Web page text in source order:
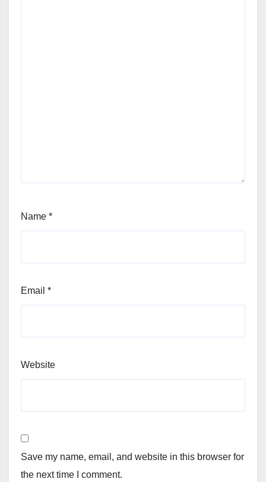
Name *
Email *
Website
Save my name, email, and website in this browser for
the next time I comment.